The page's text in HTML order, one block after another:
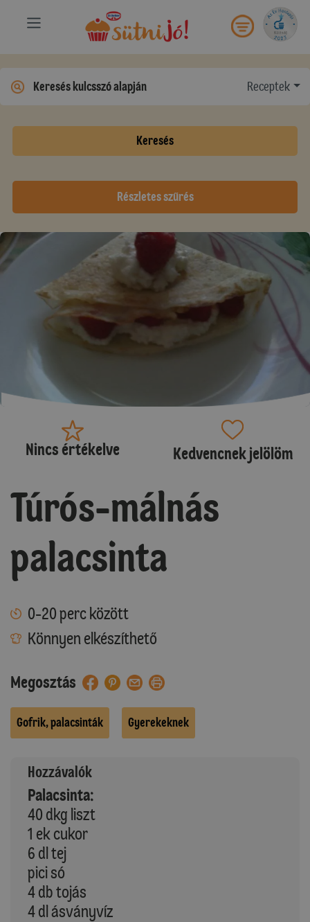
Receptek
Keresés
Részletes szűrés
Nincs értékelve Kedvencnek jelölöm
Túrós-málnás
palacsinta
0-20 perc között
Könnyen elkészíthető
Megosztás
Gofrik, palacsinták Gyerekeknek
Hozzávalók
Palacsinta:
40 dkg liszt
1 ek cukor
6 dl tej
pici só
4 db tojás
4 dl ásványvíz